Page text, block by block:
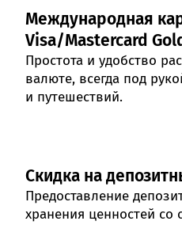
Международная
Visa/Mastercard
Простота и удобство
валюте, всегда под
и путешествий.
Скидка на
Предоставление
хранения ценностей со